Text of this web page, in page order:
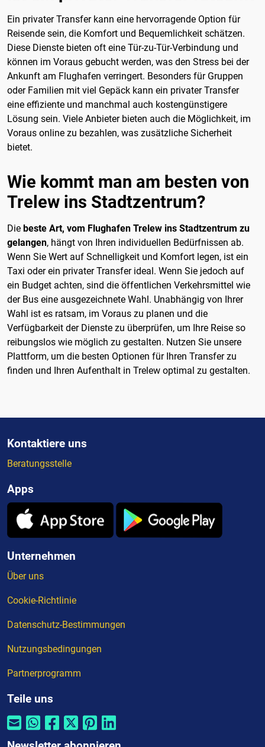
Ein privater Transfer kann eine hervorragende Option für
Reisende sein, die Komfort und Bequemlichkeit schätzen.
Diese Dienste bieten oft eine Tür-zu-Tür-Verbindung und
können im Voraus gebucht werden, was den Stress bei der
Ankunft am Flughafen verringert. Besonders für Gruppen
oder Familien mit viel Gepäck kann ein privater Transfer
eine effiziente und manchmal auch kostengünstigere
Lösung sein. Viele Anbieter bieten auch die Möglichkeit, im
Voraus online zu bezahlen, was zusätzliche Sicherheit
bietet.
Wie kommt man am besten von
Trelew ins Stadtzentrum?
Die beste Art, vom Flughafen Trelew ins Stadtzentrum zu
gelangen, hängt von Ihren individuellen Bedürfnissen ab.
Wenn Sie Wert auf Schnelligkeit und Komfort legen, ist ein
Taxi oder ein privater Transfer ideal. Wenn Sie jedoch auf
ein Budget achten, sind die öffentlichen Verkehrsmittel wie
der Bus eine ausgezeichnete Wahl. Unabhängig von Ihrer
Wahl ist es ratsam, im Voraus zu planen und die
Verfügbarkeit der Dienste zu überprüfen, um Ihre Reise so
reibungslos wie möglich zu gestalten. Nutzen Sie unsere
Plattform, um die besten Optionen für Ihren Transfer zu
finden und Ihren Aufenthalt in Trelew optimal zu gestalten.
Kontaktiere uns
Beratungsstelle
Apps
Unternehmen
Über uns
Cookie-Richtlinie
Datenschutz-Bestimmungen
Nutzungsbedingungen
Partnerprogramm
Teile uns